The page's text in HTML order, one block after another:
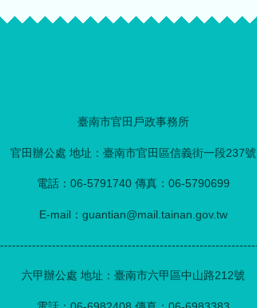
臺南市官田戶政事務所
官田辦公處 地址：臺南市官田區信義街一段237號
電話：06-5791740 傳真：06-5790699
E-mail：guantian@mail.tainan.gov.tw
六甲辦公處 地址：臺南市六甲區中山路212號